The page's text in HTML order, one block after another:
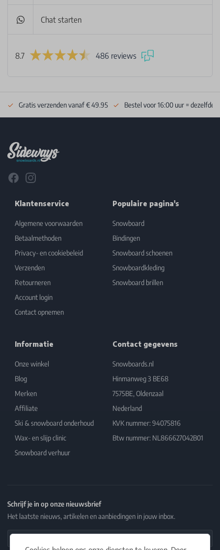
Chat starten
8.7 486 reviews
Gratis verzenden vanaf € 49.95 Bestel voor 16:00 uur = dezelfde
FacebookInstagram
Klantenservice
Algemene voorwaarden
Betaalmethoden
Privacy- en cookiebeleid
Verzenden
Retourneren
Account login
Contact opnemen
Populaire pagina's
Snowboard
Bindingen
Snowboard schoenen
Snowboardkleding
Snowboard brillen
Informatie
Onze winkel
Blog
Merken
Affiliate
Ski & snowboard onderhoud
Wax- en slijp clinic
Snowboard verhuur
Contact gegevens
Snowboards.nl
Hinmanweg 3 BE68
7575BE, Oldenzaal
Nederland
KVK nummer: 94075816
Btw nummer: NL866627042B01
Schrijf je in op onze nieuwsbrief
Het laatste nieuws, artikelen en aanbiedingen in jouw inbox.
Email Address